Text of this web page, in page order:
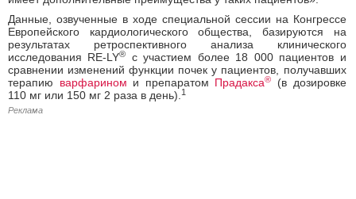
Данные, озвученные в ходе специальной сессии на Конгрессе
Европейского кардиологического общества, базируются на
результатах ретроспективного анализа клинического
исследования RE-LY®
с участием более 18 000 пациентов и
сравнении изменений функции почек у пациентов, получавших
терапию варфарином и препаратом Прадакса®
(в дозировке
110 мг или 150 мг 2 раза в день). 1
Реклама